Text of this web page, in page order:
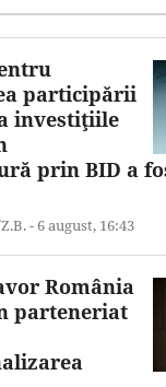
participării
investiţiile
prin BID a
-6 august, 16:43
România
parteneriat